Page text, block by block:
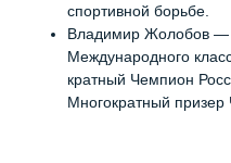
спортивной борьбе.
Владимир Жолобов —
Международного
кратный Чемпион
Многократный